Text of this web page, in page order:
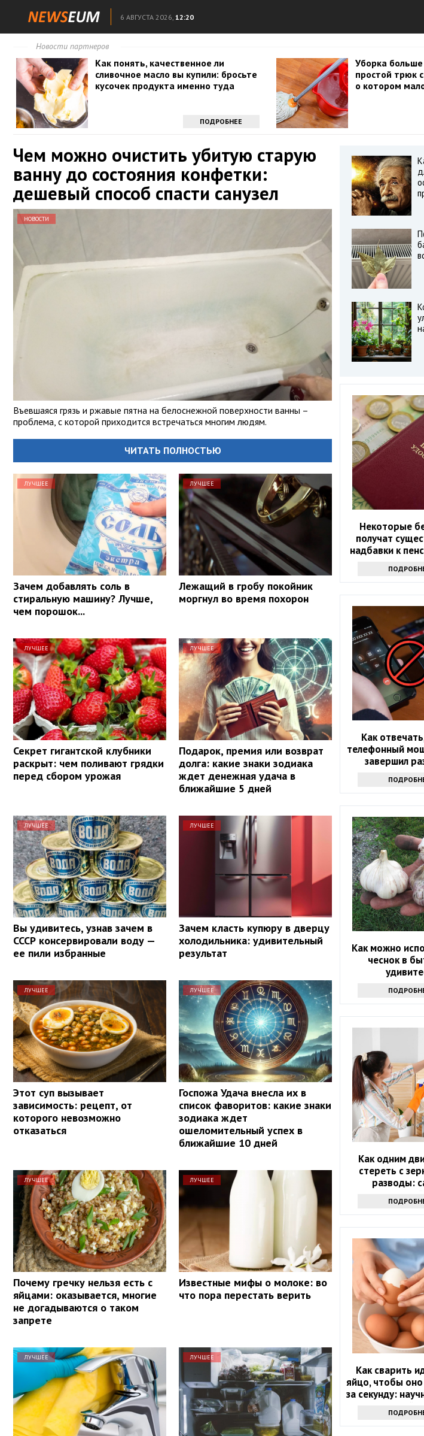
6 АВГУСТА 2026, 12:20
Новости партнеров
Как понять, качественное ли
сливочное масло вы купили: бросьте
кусочек продукта именно туда
ПОДРОБНЕЕ
Уборка больше
простой трюк
о котором
Чем можно очистить убитую старую
ванну до состояния конфетки:
дешевый способ спасти санузел
НОВОСТИ
Въевшаяся грязь и ржавые пятна на белоснежной поверхности ванны –
проблема, с которой приходится встречаться многим людям.
ЧИТАТЬ ПОЛНОСТЬЮ
ЛУЧШЕЕ
Зачем добавлять соль в
стиральную машину? Лучше,
чем порошок...
ЛУЧШЕЕ
Лежащий в гробу покойник
моргнул во время похорон
ЛУЧШЕЕ
Секрет гигантской клубники
раскрыт: чем поливают грядки
перед сбором урожая
ЛУЧШЕЕ
Подарок, премия или возврат
долга: какие знаки зодиака
ждет денежная удача в
ближайшие 5 дней
ЛУЧШЕЕ
Вы удивитесь, узнав зачем в
СССР консервировали воду —
ее пили избранные
ЛУЧШЕЕ
Зачем класть купюру в дверцу
холодильника: удивительный
результат
ЛУЧШЕЕ
Этот суп вызывает
зависимость: рецепт, от
которого невозможно
отказаться
ЛУЧШЕЕ
Госпожа Удача внесла их в
список фаворитов: какие знаки
зодиака ждет
ошеломительный успех в
ближайшие 10 дней
ЛУЧШЕЕ
Почему гречку нельзя есть с
яйцами: оказывается, многие
не догадываются о таком
запрете
ЛУЧШЕЕ
Известные мифы о молоке: во
что пора перестать верить
ЛУЧШЕЕ ЛУЧШЕЕ
Некоторые
получат
надбавки к
Как
телефонный
завершил
Как можно
чеснок в
Как одним
стереть с
разводы:
Как сварить
яйцо, чтобы оно
за секунду:
основанный